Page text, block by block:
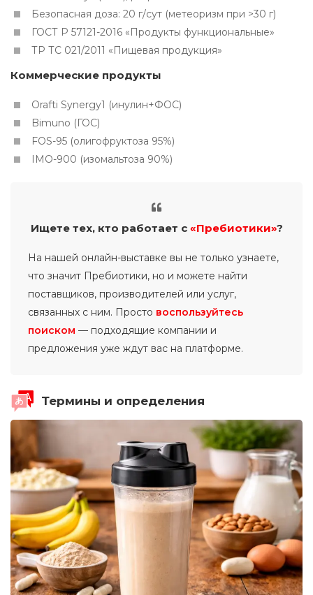
Безопасная доза: 20 г/сут (метеоризм при >30 г)
ГОСТ Р 57121-2016 «Продукты функциональные»
ТР ТС 021/2011 «Пищевая продукция»
Коммерческие продукты
Orafti Synergy1 (инулин+ФОС)
Bimuno (ГОС)
FOS-95 (олигофруктоза 95%)
IMO-900 (изомальтоза 90%)
Ищете тех, кто работает с «Пребиотики»?
На нашей онлайн-выставке вы не только узнаете,
что значит Пребиотики, но и можете найти
поставщиков, производителей или услуг,
связанных с ним. Просто воспользуйтесь
поиском — подходящие компании и
предложения уже ждут вас на платформе.
Термины и определения